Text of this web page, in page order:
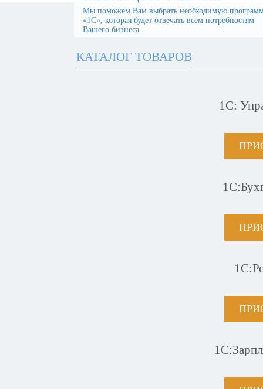
Мы поможем Вам выбрать необходимую
«1С», которая будет отвечать всем потребностям
Вашего бизнеса.
КАТАЛОГ ТОВАРОВ
1С: